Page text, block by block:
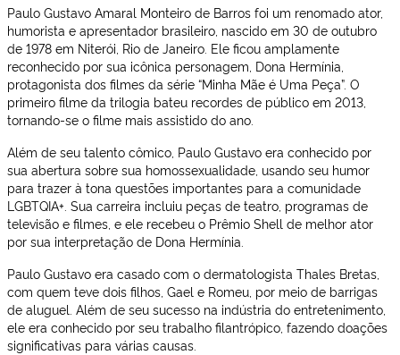
Paulo Gustavo Amaral Monteiro de Barros foi um renomado ator,
humorista e apresentador brasileiro, nascido em 30 de outubro
de 1978 em Niterói, Rio de Janeiro. Ele ficou amplamente
reconhecido por sua icônica personagem, Dona Hermínia,
protagonista dos filmes da série “Minha Mãe é Uma Peça”. O
primeiro filme da trilogia bateu recordes de público em 2013,
tornando-se o filme mais assistido do ano.
Além de seu talento cômico, Paulo Gustavo era conhecido por
sua abertura sobre sua homossexualidade, usando seu humor
para trazer à tona questões importantes para a comunidade
LGBTQIA+. Sua carreira incluiu peças de teatro, programas de
televisão e filmes, e ele recebeu o Prêmio Shell de melhor ator
por sua interpretação de Dona Hermínia.
Paulo Gustavo era casado com o dermatologista Thales Bretas,
com quem teve dois filhos, Gael e Romeu, por meio de barrigas
de aluguel. Além de seu sucesso na indústria do entretenimento,
ele era conhecido por seu trabalho filantrópico, fazendo doações
significativas para várias causas.